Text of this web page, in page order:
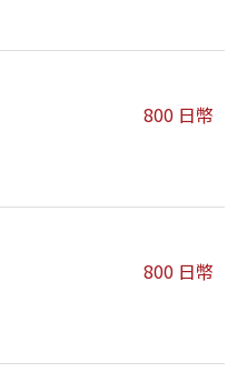
800 日幣
800 日幣